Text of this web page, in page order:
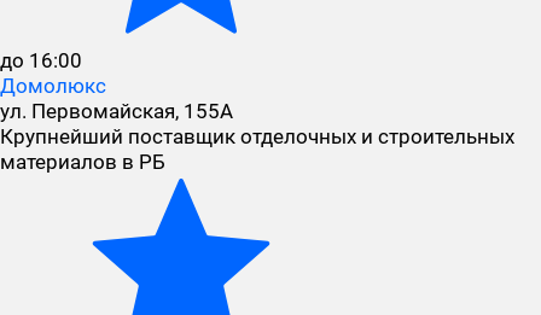
до 16:00
Домолюкс
ул. Первомайская, 155А
Крупнейший поставщик отделочных и строительных
материалов в РБ